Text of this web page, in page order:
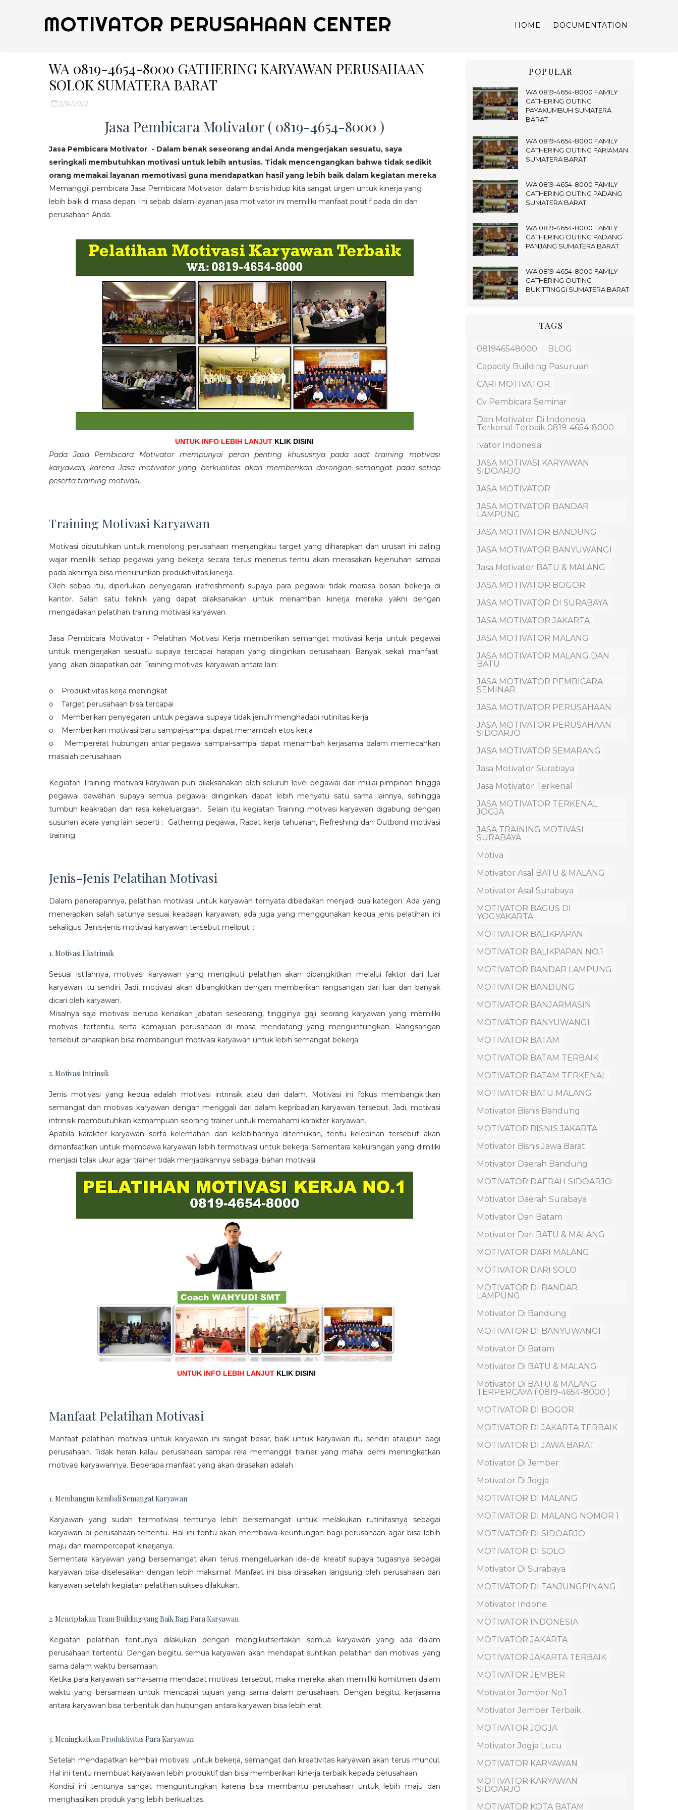
MOTIVATOR PERUSAHAAN CENTER HOME DOCUMENTATION
WA 0819-4654-8000 GATHERING KARYAWAN PERUSAHAAN
SOLOK SUMATERA BARAT
3/14/2022
Jasa Pembicara Motivator ( 0819-4654-8000 )
Jasa Pembicara Motivator - Dalam benak seseorang andai Anda mengerjakan sesuatu, saya
seringkali membutuhkan motivasi untuk lebih antusias. Tidak mencengangkan bahwa tidak sedikit
orang memakai layanan memotivasi guna mendapatkan hasil yang lebih baik dalam kegiatan mereka.
Memanggil pembicara Jasa Pembicara Motivator dalam bisnis hidup kita sangat urgen untuk kinerja yang
lebih baik di masa depan. Ini sebab dalam layanan jasa motivator ini memiliki manfaat positif pada diri dan
perusahaan Anda.
UNTUK INFO LEBIH LANJUT KLIK DISINI
Pada Jasa Pembicara Motivator mempunyai peran penting khususnya pada saat training motivasi
karyawan, karena Jasa motivator yang berkualitas akan memberikan dorongan semangat pada setiap
peserta training motivasi.
Training Motivasi Karyawan
Motivasi dibutuhkan untuk menolong perusahaan menjangkau target yang diharapkan dan urusan ini paling
wajar menilik setiap pegawai yang bekerja secara terus menerus tentu akan merasakan kejenuhan sampai
pada akhirnya bisa menurunkan produktivitas kinerja.
Oleh sebab itu, diperlukan penyegaran (refreshment) supaya para pegawai tidak merasa bosan bekerja di
kantor. Salah satu teknik yang dapat dilaksanakan untuk menambah kinerja mereka yakni dengan
mengadakan pelatihan training motivasi karyawan.
Jasa Pembicara Motivator - Pelatihan Motivasi Kerja memberikan semangat motivasi kerja untuk pegawai
untuk mengerjakan sesuatu supaya tercapai harapan yang diinginkan perusahaan. Banyak sekali manfaat
yang akan didapatkan dari Training motivasi karyawan antara lain:
o Produktivitas kerja meningkat
o Target perusahaan bisa tercapai
o Memberikan penyegaran untuk pegawai supaya tidak jenuh menghadapi rutinitas kerja
o Memberikan motivasi baru sampai-sampai dapat menambah etos kerja
o Mempererat hubungan antar pegawai sampai-sampai dapat menambah kerjasama dalam memecahkan
masalah perusahaan
Kegiatan Training motivasi karyawan pun dilaksanakan oleh seluruh level pegawai dari mulai pimpinan hingga
pegawai bawahan supaya semua pegawai diinginkan dapat lebih menyatu satu sama lainnya, sehingga
tumbuh keakraban dan rasa kekeluargaan. Selain itu kegiatan Training motivasi karyawan digabung dengan
susunan acara yang lain seperti : Gathering pegawai, Rapat kerja tahuanan, Refreshing dan Outbond motivasi
training.
Jenis-Jenis Pelatihan Motivasi
Dalam penerapannya, pelatihan motivasi untuk karyawan ternyata dibedakan menjadi dua kategori. Ada yang
menerapkan salah satunya sesuai keadaan karyawan, ada juga yang menggunakan kedua jenis pelatihan ini
sekaligus. Jenis-jenis motivasi karyawan tersebut meliputi :
1. Motivasi Ekstrinsik
Sesuai istilahnya, motivasi karyawan yang mengikuti pelatihan akan dibangkitkan melalui faktor dari luar
karyawan itu sendiri. Jadi, motivasi akan dibangkitkan dengan memberikan rangsangan dari luar dan banyak
dicari oleh karyawan.
Misalnya saja motivasi berupa kenaikan jabatan seseorang, tingginya gaji seorang karyawan yang memiliki
motivasi tertentu, serta kemajuan perusahaan di masa mendatang yang menguntungkan. Rangsangan
tersebut diharapkan bisa membangun motivasi karyawan untuk lebih semangat bekerja.
2. Motivasi Intrinsik
Jenis motivasi yang kedua adalah motivasi intrinsik atau dari dalam. Motivasi ini fokus membangkitkan
semangat dan motivasi karyawan dengan menggali dari dalam kepribadian karyawan tersebut. Jadi, motivasi
intrinsik membutuhkan kemampuan seorang trainer untuk memahami karakter karyawan.
Apabila karakter karyawan serta kelemahan dan kelebihannya ditemukan, tentu kelebihan tersebut akan
dimanfaatkan untuk membawa karyawan lebih termotivasi untuk bekerja. Sementara kekurangan yang dimiliki
menjadi tolak ukur agar trainer tidak menjadikannya sebagai bahan motivasi.
UNTUK INFO LEBIH LANJUT KLIK DISINI
Manfaat Pelatihan Motivasi
Manfaat pelatihan motivasi untuk karyawan ini sangat besar, baik untuk karyawan itu sendiri ataupun bagi
perusahaan. Tidak heran kalau perusahaan sampai rela memanggil trainer yang mahal demi meningkatkan
motivasi karyawannya. Beberapa manfaat yang akan dirasakan adalah :
1. Membangun Kembali Semangat Karyawan
Karyawan yang sudah termotivasi tentunya lebih bersemangat untuk melakukan rutinitasnya sebagai
karyawan di perusahaan tertentu. Hal ini tentu akan membawa keuntungan bagi perusahaan agar bisa lebih
maju dan mempercepat kinerjanya.
Sementara karyawan yang bersemangat akan terus mengeluarkan ide-ide kreatif supaya tugasnya sebagai
karyawan bisa diselesaikan dengan lebih maksimal. Manfaat ini bisa dirasakan langsung oleh perusahaan dan
karyawan setelah kegiatan pelatihan sukses dilakukan.
2. Menciptakan Team Building yang Baik Bagi Para Karyawan
Kegiatan pelatihan tentunya dilakukan dengan mengikutsertakan semua karyawan yang ada dalam
perusahaan tertentu. Dengan begitu, semua karyawan akan mendapat suntikan pelatihan dan motivasi yang
sama dalam waktu bersamaan.
Ketika para karyawan sama-sama mendapat motivasi tersebut, maka mereka akan memiliki komitmen dalam
waktu yang bersamaan untuk mencapai tujuan yang sama dalam perusahaan. Dengan begitu, kerjasama
antara karyawan bisa terbentuk dan hubungan antara karyawan bisa lebih erat.
3. Meningkatkan Produktivitas Para Karyawan
Setelah mendapatkan kembali motivasi untuk bekerja, semangat dan kreativitas karyawan akan terus muncul.
Hal ini tentu membuat karyawan lebih produktif dan bisa memberikan kinerja terbaik kepada perusahaan.
Kondisi ini tentunya sangat menguntungkan karena bisa membantu perusahaan untuk lebih maju dan
menghasilkan produk yang lebih berkualitas.
POPULAR
WA 0819-4654-8000 FAMILY
GATHERING OUTING
PAYAKUMBUH SUMATERA
BARAT
WA 0819-4654-8000 FAMILY
GATHERING OUTING PARIAMAN
SUMATERA BARAT
WA 0819-4654-8000 FAMILY
GATHERING OUTING PADANG
SUMATERA BARAT
WA 0819-4654-8000 FAMILY
GATHERING OUTING PADANG
PANJANG SUMATERA BARAT
WA 0819-4654-8000 FAMILY
GATHERING OUTING
BUKITTINGGI SUMATERA BARAT
TAGS
081946548000
BLOG
Capacity Building Pasuruan
CARI MOTIVATOR
Cv Pembicara Seminar
Dan Motivator Di Indonesia
Terkenal Terbaik 0819-4654-8000
Ivator Indonesia
JASA MOTIVASI KARYAWAN
SIDOARJO
JASA MOTIVATOR
JASA MOTIVATOR BANDAR
LAMPUNG
JASA MOTIVATOR BANDUNG
JASA MOTIVATOR BANYUWANGI
Jasa Motivator BATU & MALANG
JASA MOTIVATOR BOGOR
JASA MOTIVATOR DI SURABAYA
JASA MOTIVATOR JAKARTA
JASA MOTIVATOR MALANG
JASA MOTIVATOR MALANG DAN
BATU
JASA MOTIVATOR PEMBICARA
SEMINAR
JASA MOTIVATOR PERUSAHAAN
JASA MOTIVATOR PERUSAHAAN
SIDOARJO
JASA MOTIVATOR SEMARANG
Jasa Motivator Surabaya
Jasa Motivator Terkenal
JASA MOTIVATOR TERKENAL
JOGJA
JASA TRAINING MOTIVASI
SURABAYA
Motiva
Motivator Asal BATU & MALANG
Motivator Asal Surabaya
MOTIVATOR BAGUS DI
YOGYAKARTA
MOTIVATOR BALIKPAPAN
MOTIVATOR BALIKPAPAN NO.1
MOTIVATOR BANDAR LAMPUNG
MOTIVATOR BANDUNG
MOTIVATOR BANJARMASIN
MOTIVATOR BANYUWANGI
MOTIVATOR BATAM
MOTIVATOR BATAM TERBAIK
MOTIVATOR BATAM TERKENAL
MOTIVATOR BATU MALANG
Motivator Bisnis Bandung
MOTIVATOR BISNIS JAKARTA
Motivator Bisnis Jawa Barat
Motivator Daerah Bandung
MOTIVATOR DAERAH SIDOARJO
Motivator Daerah Surabaya
Motivator Dari Batam
Motivator Dari BATU & MALANG
MOTIVATOR DARI MALANG
MOTIVATOR DARI SOLO
MOTIVATOR DI BANDAR
LAMPUNG
Motivator Di Bandung
MOTIVATOR DI BANYUWANGI
Motivator Di Batam
Motivator Di BATU & MALANG
Motivator Di BATU & MALANG
TERPERCAYA ( 0819-4654-8000 )
MOTIVATOR DI BOGOR
MOTIVATOR DI JAKARTA TERBAIK
MOTIVATOR DI JAWA BARAT
Motivator Di Jember
Motivator Di Jogja
MOTIVATOR DI MALANG
MOTIVATOR DI MALANG NOMOR 1
MOTIVATOR DI SIDOARJO
MOTIVATOR DI SOLO
Motivator Di Surabaya
MOTIVATOR DI TANJUNGPINANG
Motivator Indone
MOTIVATOR INDONESIA
MOTIVATOR JAKARTA
MOTIVATOR JAKARTA TERBAIK
MOTIVATOR JEMBER
Motivator Jember No.1
Motivator Jember Terbaik
MOTIVATOR JOGJA
Motivator Jogja Lucu
MOTIVATOR KARYAWAN
MOTIVATOR KARYAWAN
SIDOARJO
MOTIVATOR KOTA BATAM